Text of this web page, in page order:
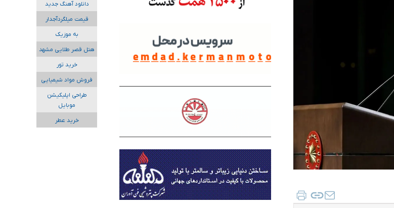
دانلود آهنگ جدید
قیمت میلگردآجدار
به موزیک
هتل قصر طلایی مشهد
خرید تور
فروش مواد شیمیایی
طراحی اپلیکیشن
موبایل
خرید عطر